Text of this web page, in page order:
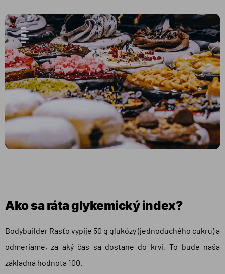
Ako sa ráta glykemický index?
Bodybuilder Rasťo vypije 50 g glukózy (jednoduchého cukru) a
odmeriame, za aký čas sa dostane do krvi. To bude naša
základná hodnota 100.